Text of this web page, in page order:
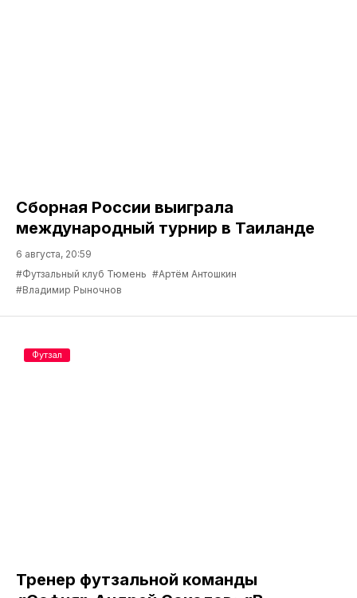
Сборная России выиграла
международный турнир в Таиланде
6 августа, 20:59
#Футзальный клуб Тюмень #Артём Антошкин
#Владимир Рыночнов
Тренер футзальной команды
Футзал